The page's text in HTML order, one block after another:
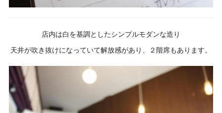
店内は白を基調としたシンプルモダンな造り
天井が吹き抜けになっていて解放感があり、２階席もあります。